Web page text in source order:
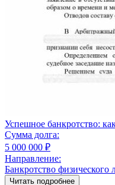
Успешное банкротство:
Сумма долга:
5 000 000 ₽
Направление:
Банкротство физического
Читать подробнее